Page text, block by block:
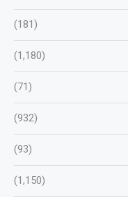
(181)
(1,180)
(71)
(932)
(93)
(1,150)